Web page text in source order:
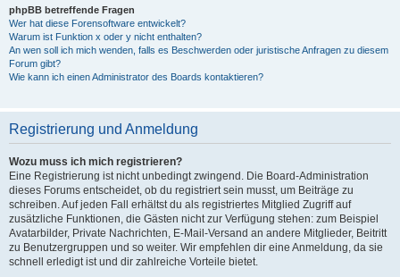
phpBB betreffende Fragen
Wer hat diese Forensoftware entwickelt?
Warum ist Funktion x oder y nicht enthalten?
An wen soll ich mich wenden, falls es Beschwerden oder juristische Anfragen zu diesem
Forum gibt?
Wie kann ich einen Administrator des Boards kontaktieren?
Registrierung und Anmeldung
Wozu muss ich mich registrieren?
Eine Registrierung ist nicht unbedingt zwingend. Die Board-Administration
dieses Forums entscheidet, ob du registriert sein musst, um Beiträge zu
schreiben. Auf jeden Fall erhältst du als registriertes Mitglied Zugriff auf
zusätzliche Funktionen, die Gästen nicht zur Verfügung stehen: zum Beispiel
Avatarbilder, Private Nachrichten, E-Mail-Versand an andere Mitglieder, Beitritt
zu Benutzergruppen und so weiter. Wir empfehlen dir eine Anmeldung, da sie
schnell erledigt ist und dir zahlreiche Vorteile bietet.